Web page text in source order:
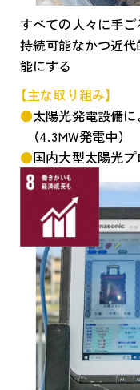
すべての人々に手ご
持続可能なかつ近
能にする
【主な取り組み】
太陽光発電設備
（4.3MW発電中）
国内大型太陽光